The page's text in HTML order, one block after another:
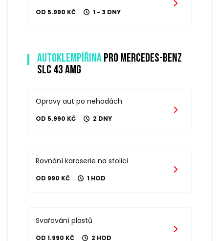
OD 5.990 KČ 1 - 3 DNY
Autoklempířina pro mercedes-benz
slc 43 amg
Opravy aut po nehodách
OD 5.990 KČ 2 DNY
Rovnání karoserie na stolici
OD 990 KČ 1 HOD
Svařování plastů
OD 1.990 KČ 2 HOD